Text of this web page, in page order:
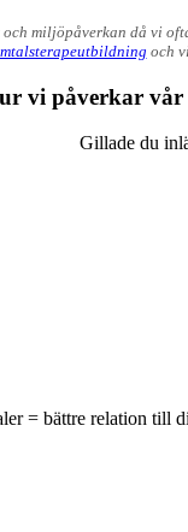
miljöpåverkan då vi
och
vi påverkar
Gillade du
= bättre relation till